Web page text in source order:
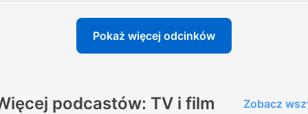
Pokaż więcej odcinków
podcastów: TV i film Zobacz